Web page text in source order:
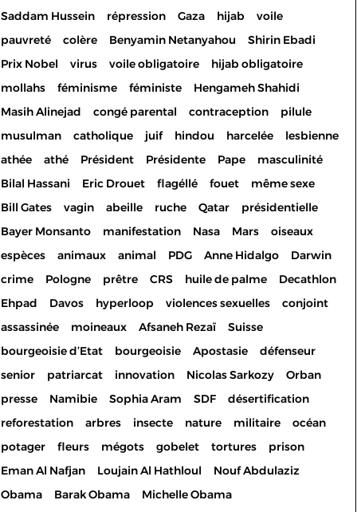
Saddam Hussein
répression Gaza hijab
voile
pauvreté
colère Benyamin Netanyahou
Shirin Ebadi
Prix Nobel
virus voile obligatoire
hijab obligatoire
mollahs
féminisme féministe
Hengameh Shahidi
Masih Alinejad
congé parental contraception
pilule
musulman
catholique juif hindou harcelée
lesbienne
athée
athé Président Présidente Pape
masculinité
Bilal Hassani
Eric Drouet flagéllé fouet
même sexe
Bill Gates
vagin abeille ruche Qatar
présidentielle
Bayer Monsanto
manifestation Nasa Mars
oiseaux
espèces
animaux animal PDG Anne Hidalgo
Darwin
crime
Pologne prêtre CRS huile de palme
Decathlon
Ehpad
Davos hyperloop violences sexuelles
conjoint
assassinée
moineaux Afsaneh Rezaï
Suisse
bourgeoisie d’Etat
bourgeoisie Apostasie
défenseur
senior
patriarcat innovation Nicolas Sarkozy
Orban
presse
Namibie Sophia Aram SDF
désertification
reforestation
arbres insecte nature militaire
océan
potager
fleurs mégots gobelet tortures
prison
Eman Al Nafjan
Loujain Al Hathloul
Nouf Abdulaziz
Obama
Barak Obama
Michelle Obama
Les cookies permettent le